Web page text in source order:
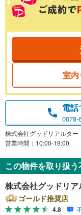
室内
電話
0078-
株式会社グッドリアルター
営業時間：10:00-19:00
この物件を取り扱
株式会社グッドリア
ゴールド推奨店
4.8